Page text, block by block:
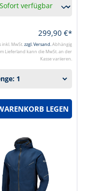
Sofort verfügbar
299,90 €*
inkl. MwSt.zzgl. Versand.Abhängig
Lieferland kann die MwSt. an der
Kasse variieren.
LEGEN